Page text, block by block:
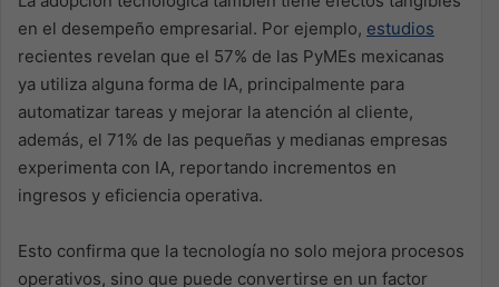
en el desempeño empresarial. Por ejemplo, estudios
recientes revelan que el 57% de las PyMEs mexicanas
ya utiliza alguna forma de IA, principalmente para
automatizar tareas y mejorar la atención al cliente,
además, el 71% de las pequeñas y medianas empresas
experimenta con IA, reportando incrementos en
ingresos y eficiencia operativa.
Esto confirma que la tecnología no solo mejora procesos
operativos, sino que puede convertirse en un factor